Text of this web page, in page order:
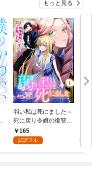
もっと見る
弱い私は死にました～
死に戻り令嬢の復讐
～ 1
165
試読フル
愛